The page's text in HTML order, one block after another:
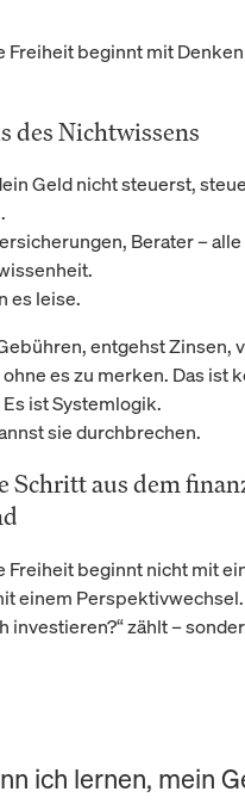
Freiheit beginnt mit
des Nichtwissens
Geld nicht steuerst,
Berater –
es leise.
entgehst Zinsen,
ohne es zu merken. Das ist
ist Systemlogik.
sie durchbrechen.
Schritt aus dem
Freiheit beginnt nicht mit
einem
investieren?“ zählt –
ich lernen, mein